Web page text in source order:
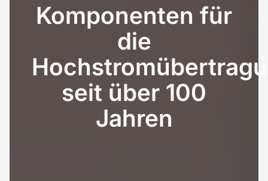
Komponenten für
die
seit über 100
Jahren